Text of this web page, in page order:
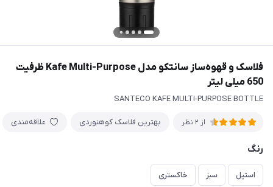
فلاسک و قهوه‌ساز سانتکو مدل Kafe Multi-Purpose ظرفیت
650 میلی لیتر
SANTECO KAFE MULTI-PURPOSE BOTTLE
از 2 نظر بهترین فلاسک کوهنوردی علاقه‌مندی
رنگ
استیل سبز خاکستری